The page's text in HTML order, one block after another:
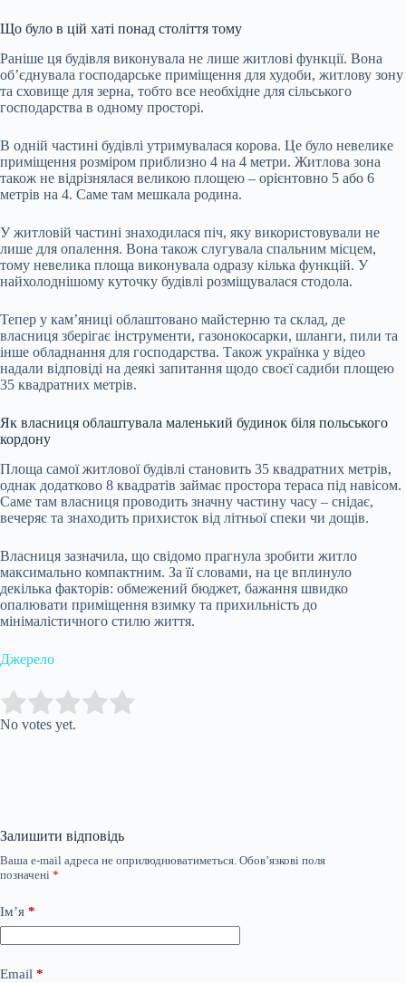
Що було в цій хаті понад століття тому
Раніше ця будівля виконувала не лише житлові функції. Вона
об’єднувала господарське приміщення для худоби, житлову зону
та сховище для зерна, тобто все необхідне для сільського
господарства в одному просторі.
В одній частині будівлі утримувалася корова. Це було невелике
приміщення розміром приблизно 4 на 4 метри. Житлова зона
також не відрізнялася великою площею – орієнтовно 5 або 6
метрів на 4. Саме там мешкала родина.
У житловій частині знаходилася піч, яку використовували не
лише для опалення. Вона також слугувала спальним місцем,
тому невелика площа виконувала одразу кілька функцій. У
найхолоднішому куточку будівлі розміщувалася стодола.
Тепер у кам’яниці облаштовано майстерню та склад, де
власниця зберігає інструменти, газонокосарки, шланги, пили та
інше обладнання для господарства. Також українка у відео
надали відповіді на деякі запитання щодо своєї садиби площею
35 квадратних метрів.
Як власниця облаштувала маленький будинок біля польського
кордону
Площа самої житлової будівлі становить 35 квадратних метрів,
однак додатково 8 квадратів займає простора тераса під навісом.
Саме там власниця проводить значну частину часу – снідає,
вечеряє та знаходить прихисток від літньої спеки чи дощів.
Власниця зазначила, що свідомо прагнула зробити житло
максимально компактним. За її словами, на це вплинуло
декілька факторів: обмежений бюджет, бажання швидко
опалювати приміщення взимку та прихильність до
мінімалістичного стилю життя.
Джерело
Rate this item:
No votes yet.
Залишити відповідь
Ваша e-mail адреса не оприлюднюватиметься. Обов’язкові поля
позначені *
Ім’я *
Email *